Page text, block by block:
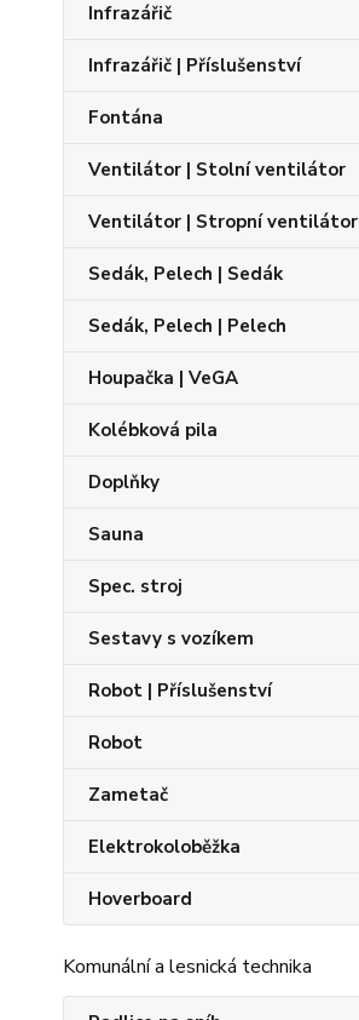
Infrazářič
Infrazářič | Příslušenství
Fontána
Ventilátor | Stolní ventilátor
Ventilátor | Stropní ventilátor
Sedák, Pelech | Sedák
Sedák, Pelech | Pelech
Houpačka | VeGA
Kolébková pila
Doplňky
Sauna
Spec. stroj
Sestavy s vozíkem
Robot | Příslušenství
Robot
Zametač
Elektrokoloběžka
Hoverboard
Komunální a lesnická technika